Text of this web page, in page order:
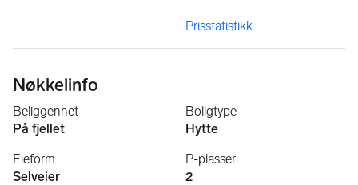
Prisstatistikk
Nøkkelinfo
Beliggenhet
På fjellet
Boligtype
Hytte
Eieform
Selveier
P-plasser
2